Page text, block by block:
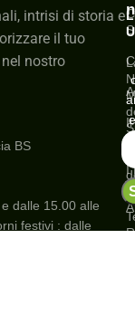
intrisi di storia e
il tuo
nostro
BS
dalle 15.00 alle
festivi : dalle
I